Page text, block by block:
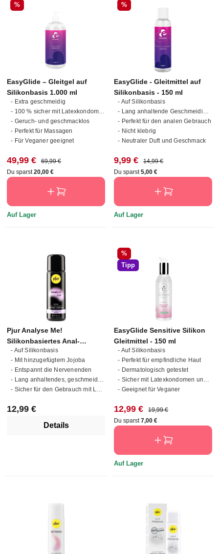
Rabatt
%
EasyGlide – Gleitgel auf
Silikonbasis 1.000 ml
- Extra geschmeidig
- 100 % sicher mit Latexkondomen
- Geruch- und geschmacklos
- Perfekt für Massagen
- Für Veganer geeignet
Verkaufspreis:
49,99 € Regulärer Preis:
69,99 €
Du sparst20,00 €
Auf Lager
Rabatt
%
EasyGlide - Gleitmittel auf
Silikonbasis - 150 ml
- Auf Silikonbasis
- Lang anhaltende Geschmeidigkeit
- Perfekt für den analen Gebrauch
- Nicht klebrig
- Neutraler Duft und Geschmack
Verkaufspreis:
9,99 € Regulärer Preis:
14,99 €
Du sparst5,00 €
Auf Lager
Pjur Analyse Me!
Silikonbasiertes Anal-
Gleitmittel - 30 ml
- Auf Silikonbasis
- Mit hinzugefügtem Jojoba
- Entspannt die Nervenenden
- Lang anhaltendes, geschmeidiges Ergebnis
- Sicher für den Gebrauch mit Latexkondomen
Regulärer Preis:
12,99 €
Details
Rabatt
%
Tipp
EasyGlide Sensitive Silikon
Gleitmittel - 150 ml
- Auf Silikonbasis
- Perfekt für empfindliche Haut
- Dermatologisch getestet
- Sicher mit Latexkondomen und Spielzeugen
- Geeignet für Veganer
Verkaufspreis:
12,99 € Regulärer Preis:
19,99 €
Du sparst7,00 €
Auf Lager